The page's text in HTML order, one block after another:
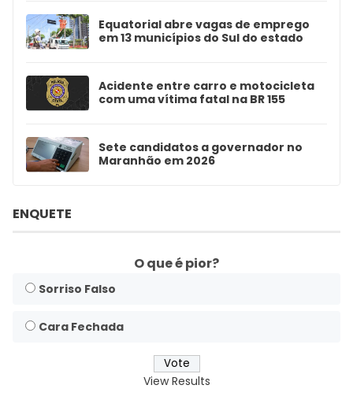
Equatorial abre vagas de emprego
em 13 municípios do Sul do estado
Acidente entre carro e motocicleta
com uma vítima fatal na BR 155
Sete candidatos a governador no
Maranhão em 2026
ENQUETE
O que é pior?
Sorriso Falso
Cara Fechada
View Results